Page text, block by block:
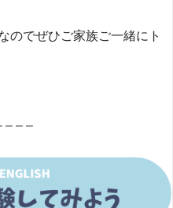
のでぜひご家族ご一緒にト
– – –